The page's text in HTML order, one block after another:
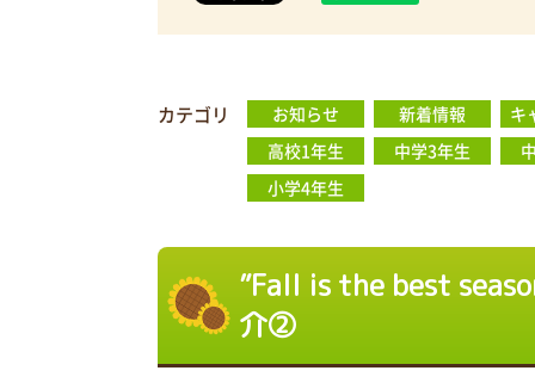
カテゴリ お知らせ 新着情報
キ
高校1年生
中学3年生
小学4年生
”Fall is the best
介②